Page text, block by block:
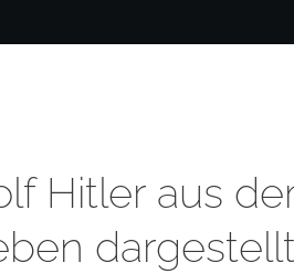
Hitler aus